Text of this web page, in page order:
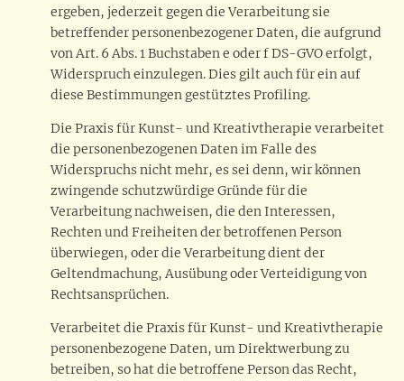
ergeben, jederzeit gegen die Verarbeitung sie
betreffender personenbezogener Daten, die aufgrund
von Art. 6 Abs. 1 Buchstaben e oder f DS-GVO erfolgt,
Widerspruch einzulegen. Dies gilt auch für ein auf
diese Bestimmungen gestütztes Profiling.
Die Praxis für Kunst- und Kreativtherapie verarbeitet
die personenbezogenen Daten im Falle des
Widerspruchs nicht mehr, es sei denn, wir können
zwingende schutzwürdige Gründe für die
Verarbeitung nachweisen, die den Interessen,
Rechten und Freiheiten der betroffenen Person
überwiegen, oder die Verarbeitung dient der
Geltendmachung, Ausübung oder Verteidigung von
Rechtsansprüchen.
Verarbeitet die Praxis für Kunst- und Kreativtherapie
personenbezogene Daten, um Direktwerbung zu
betreiben, so hat die betroffene Person das Recht,